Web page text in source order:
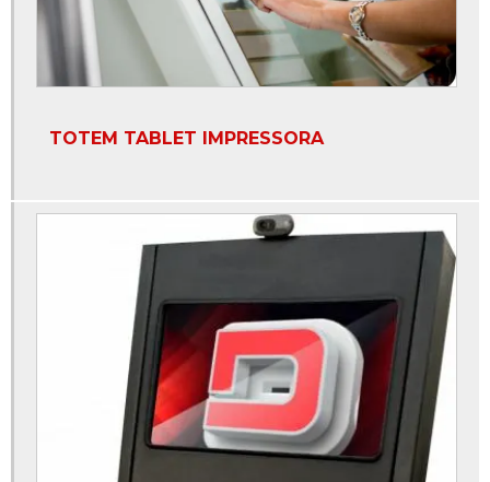
Totem de consulta
Totem de fotos
Totem de impressão
Totem de led display
Totem de led indoor
Totem de led para propaganda
Totem de led publicitário
TOTEM TABLET IMPRESSORA